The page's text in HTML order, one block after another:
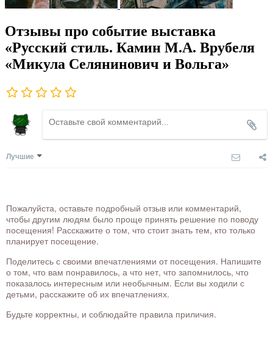
Отзывы про событие выставка
«Русский стиль. Камин М.А. Врубеля
«Микула Селянинович и Вольга»
Лучшие
Пожалуйста, оставьте подробный отзыв или комментарий,
чтобы другим людям было проще принять решение по поводу
посещения! Расскажите о том, что стоит знать тем, кто только
планирует посещение.
Поделитесь с своими впечатлениями от посещения. Напишите
о том, что вам понравилось, а что нет, что запомнилось, что
показалось интересным или необычным. Если вы ходили с
детьми, расскажите об их впечатлениях.
Будьте корректны, и соблюдайте правила приличия.